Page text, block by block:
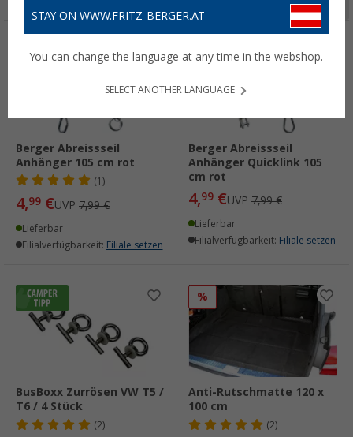
Seite 1 von 2
%
Berger Abreissseil
Anhänger 105 cm rot
(1)
4,99 €UVP 7,99 €
Lieferbar
Filialverfügbarkeit: Filiale setzen
%
Berger Abreissseil
Anhänger Quicklink 105
cm rot
4,99 €UVP 7,99 €
Lieferbar
Filialverfügbarkeit: Filiale setzen
BusBoxx Zurrösen VW T5 /
T6 / 4 Stück
(2)
%
Anti-Rutschmatte 120 x
100 cm
(2)
STAY ON WWW.FRITZ-BERGER.AT
You can change the language at any time in the webshop.
SELECT ANOTHER LANGUAGE